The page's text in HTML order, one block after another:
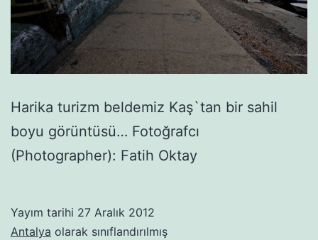
Harika turizm beldemiz Kaş`tan bir sahil
boyu görüntüsü… Fotoğrafcı
(Photographer): Fatih Oktay
Yayım tarihi 27 Aralık 2012
Antalya olarak sınıflandırılmış